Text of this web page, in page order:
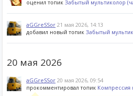
оценил топик Забытый мультиколор
aGGreSSor 21 мая 2026, 14:13
добавил новый топик Забытый
20 мая 2026
aGGreSSor 20 мая 2026, 09:54
прокомментировал топик Компрессия